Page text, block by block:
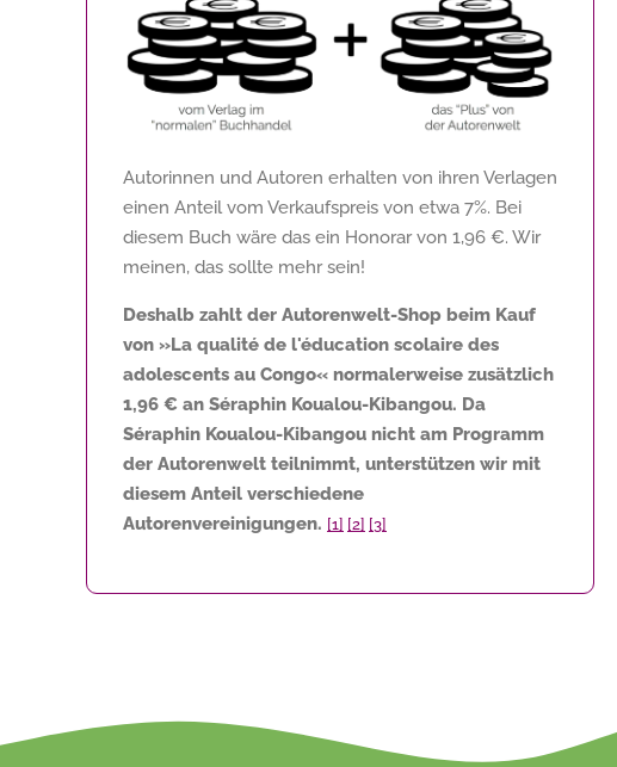
Autorinnen und Autoren erhalten von ihren Verlagen
einen Anteil vom Verkaufspreis von etwa 7%. Bei
diesem Buch wäre das ein Honorar von 1,96 €. Wir
meinen, das sollte mehr sein!
Deshalb zahlt der Autorenwelt-Shop beim Kauf
von »La qualité de l'éducation scolaire des
adolescents au Congo« normalerweise zusätzlich
1,96 € an Séraphin Koualou-Kibangou. Da
Séraphin Koualou-Kibangou nicht am Programm
der Autorenwelt teilnimmt, unterstützen wir mit
diesem Anteil verschiedene
Autorenvereinigungen. [1] [2] [3]